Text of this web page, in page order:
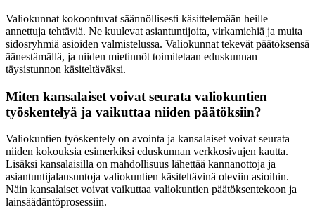
Valiokunnat kokoontuvat säännöllisesti käsittelemään heille
annettuja tehtäviä. Ne kuulevat asiantuntijoita, virkamiehiä ja muita
sidosryhmiä asioiden valmistelussa. Valiokunnat tekevät päätöksensä
äänestämällä, ja niiden mietinnöt toimitetaan eduskunnan
täysistunnon käsiteltäväksi.
Miten kansalaiset voivat seurata valiokuntien
työskentelyä ja vaikuttaa niiden päätöksiin?
Valiokuntien työskentely on avointa ja kansalaiset voivat seurata
niiden kokouksia esimerkiksi eduskunnan verkkosivujen kautta.
Lisäksi kansalaisilla on mahdollisuus lähettää kannanottoja ja
asiantuntijalausuntoja valiokuntien käsiteltävinä oleviin asioihin.
Näin kansalaiset voivat vaikuttaa valiokuntien päätöksentekoon ja
lainsäädäntöprosessiin.